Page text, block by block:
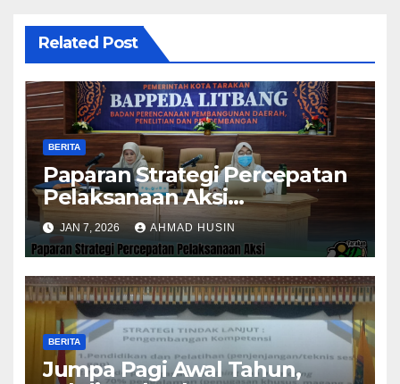
Related Post
BERITA
Paparan Strategi Percepatan
Pelaksanaan Aksi
Konvergensi Penurunan
Stunting 2025
JAN 7, 2026 AHMAD HUSIN
BERITA
Jumpa Pagi Awal Tahun,